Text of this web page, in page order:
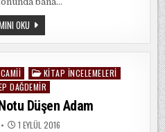
OKUSALIH
PAŞA
CAMII
VE
TARIHÇESINI
YAZAN
ADNAN
KORKMAZ
HAKKINDA
KITAP İNCELEMELERI
DAĞDEMIR
Düşen Adam
1 EYLÜL 2016